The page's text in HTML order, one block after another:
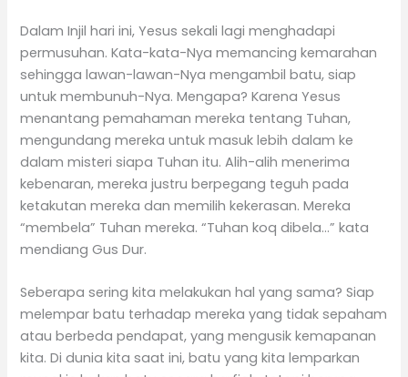
Dalam Injil hari ini, Yesus sekali lagi menghadapi
permusuhan. Kata-kata-Nya memancing kemarahan
sehingga lawan-lawan-Nya mengambil batu, siap
untuk membunuh-Nya. Mengapa? Karena Yesus
menantang pemahaman mereka tentang Tuhan,
mengundang mereka untuk masuk lebih dalam ke
dalam misteri siapa Tuhan itu. Alih-alih menerima
kebenaran, mereka justru berpegang teguh pada
ketakutan mereka dan memilih kekerasan. Mereka
“membela” Tuhan mereka. “Tuhan koq dibela…” kata
mendiang Gus Dur.
Seberapa sering kita melakukan hal yang sama? Siap
melempar batu terhadap mereka yang tidak sepaham
atau berbeda pendapat, yang mengusik kemapanan
kita. Di dunia kita saat ini, batu yang kita lemparkan